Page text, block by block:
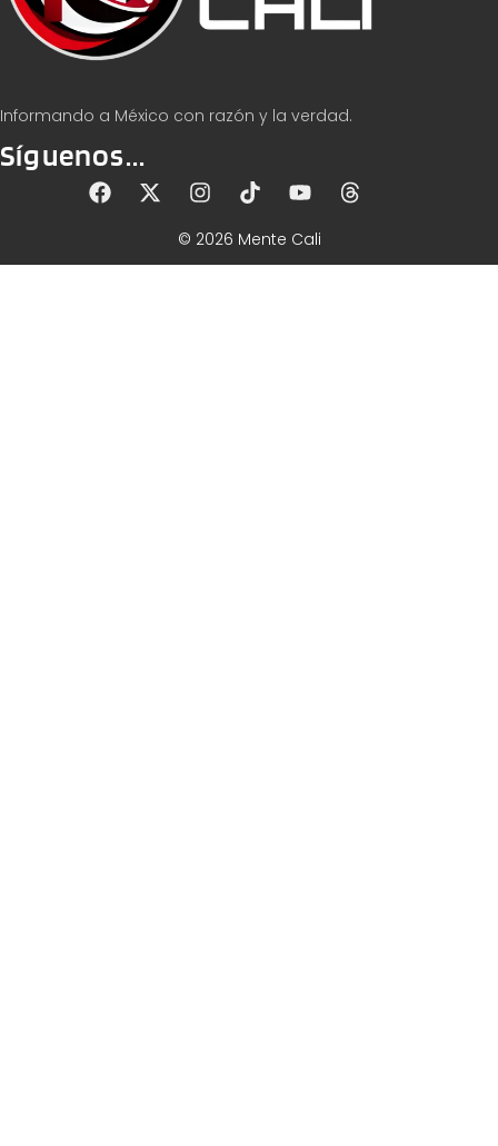
Informando a México con razón y la verdad.
Síguenos...
© 2026 Mente Cali